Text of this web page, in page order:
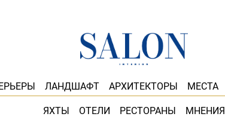
ЛАНДШАФТ АРХИТЕКТОРЫ МЕСТА
ЯХТЫ ОТЕЛИ РЕСТОРАНЫ МНЕНИЯ